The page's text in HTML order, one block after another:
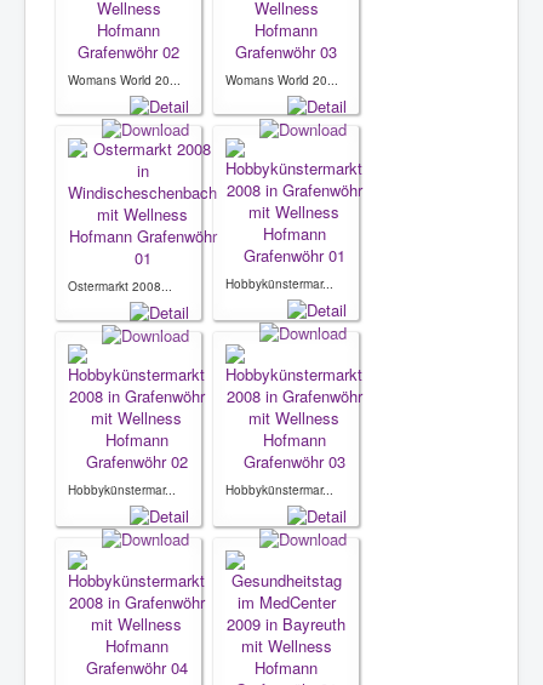
Womans World 20... Womans World 20...
Ostermarkt 2008... Hobbykünstermar...
Hobbykünstermar... Hobbykünstermar...